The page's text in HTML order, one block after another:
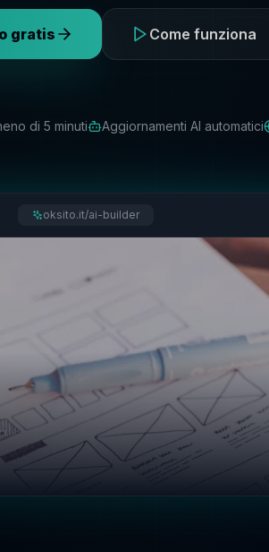
gratis Come funziona
di 5 minuti Aggiornamenti AI automatici
oksito.it/ai-builder